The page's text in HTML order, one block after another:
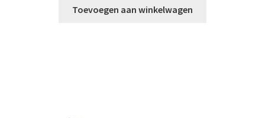
Toevoegen aan winkelwagen